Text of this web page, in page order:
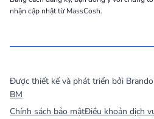
nhận cập nhật từ MassCosh.
Được thiết kế và phát triển bởi
BM
Chính sách bảo mậtĐiều khoản dịch